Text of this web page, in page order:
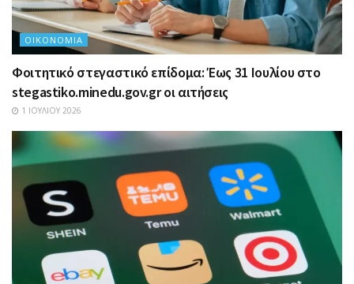
ΟΙΚΟΝΟΜΊΑ
Φοιτητικό στεγαστικό επίδομα: Έως 31 Ιουλίου στο
stegastiko.minedu.gov.gr οι αιτήσεις
1 ΙΟΥΛΊΟΥ 2026